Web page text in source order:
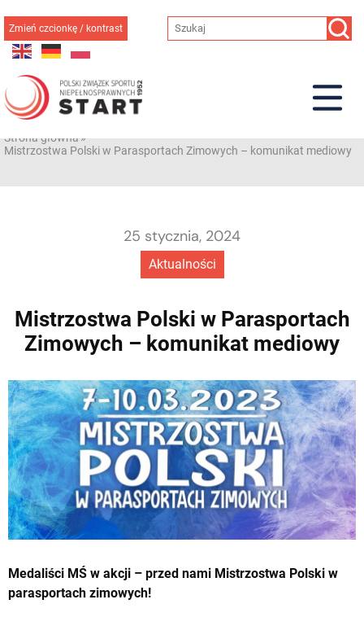
do
treści
Zmień czcionkę / kontrast
Strona główna»
Mistrzostwa Polski w Parasportach Zimowych – komunikat mediowy
Aktualności
25 stycznia, 2024
Mistrzostwa Polski w Parasportach
Zimowych – komunikat mediowy
Medaliści MŚ w akcji – przed nami Mistrzostwa Polski w
parasportach zimowych!